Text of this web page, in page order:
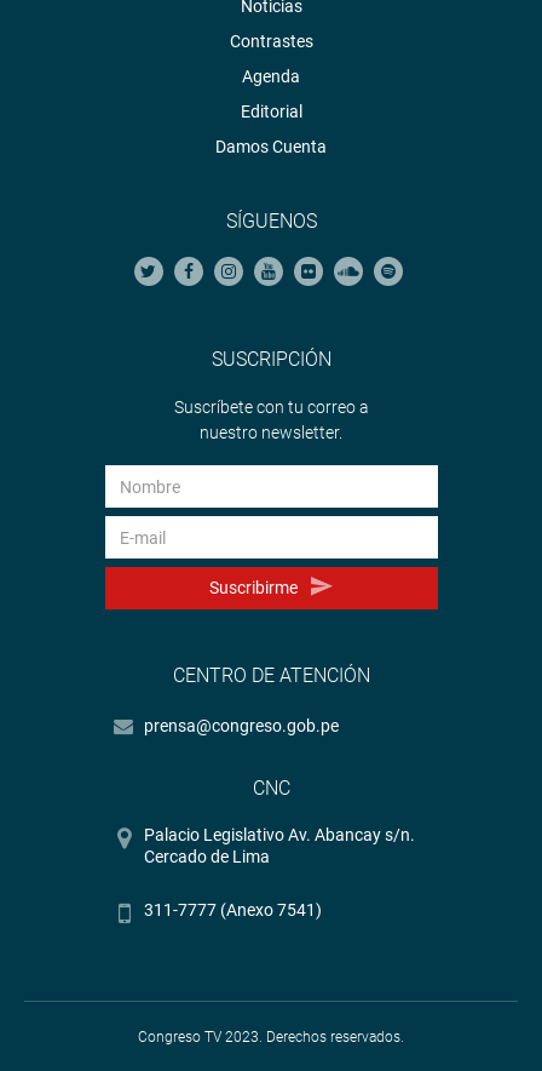
Noticias
Contrastes
Agenda
Editorial
Damos Cuenta
SÍGUENOS
SUSCRIPCIÓN
Suscríbete con tu correo a
nuestro newsletter.
Suscribirme
CENTRO DE ATENCIÓN
prensa@congreso.gob.pe
CNC
Palacio Legislativo Av. Abancay s/n.
Cercado de Lima
311-7777 (Anexo 7541)
Congreso TV 2023. Derechos reservados.